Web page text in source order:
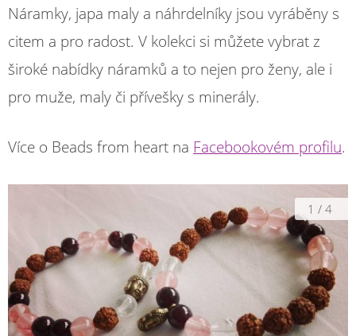
Náramky, japa maly a náhrdelníky jsou vyráběny s
citem a pro radost. V kolekci si můžete vybrat z
široké nabídky náramků a to nejen pro ženy, ale i
pro muže, maly či přívešky s minerály.
Více o Beads from heart na Facebookovém profilu.
1 / 4